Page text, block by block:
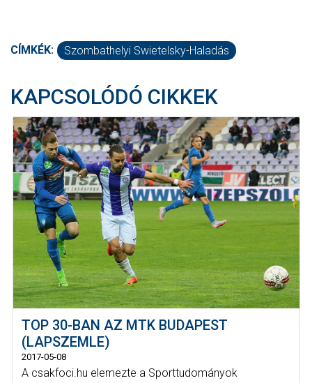
CÍMKÉK: Szombathelyi Swietelsky-Haladás
KAPCSOLÓDÓ CIKKEK
TOP 30-BAN AZ MTK BUDAPEST
(LAPSZEMLE)
2017-05-08
A csakfoci.hu elemezte a Sporttudományok